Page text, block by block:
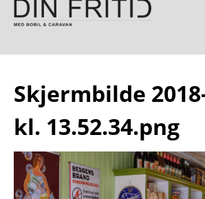
Skjermbilde
kl. 13.52.34.png